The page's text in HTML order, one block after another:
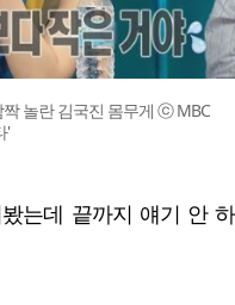
놀란 김국진 몸무게 ⓒ MBC
'
는데 끝까지 얘기 안 하